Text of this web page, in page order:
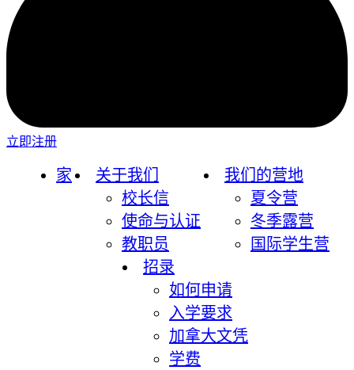
立即注册
家
关于我们
校长信
使命与认证
教职员
我们的营地
夏令营
冬季露营
国际学生营
招录
如何申请
入学要求
加拿大文凭
学费